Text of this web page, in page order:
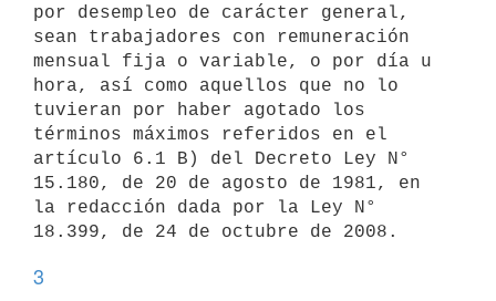
por desempleo de carácter general,
sean trabajadores con remuneración
mensual fija o variable, o por día u
hora, así como aquellos que no lo
tuvieran por haber agotado los
términos máximos referidos en el
artículo 6.1 B) del Decreto Ley N°
15.180, de 20 de agosto de 1981, en
la redacción dada por la Ley N°
3